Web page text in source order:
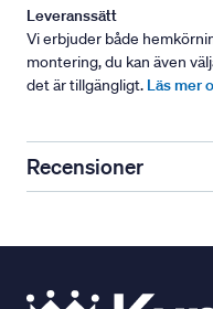
Leveranssätt
Vi erbjuder både
montering, du kan även
det är tillgängligt. Läs mer
Recensioner